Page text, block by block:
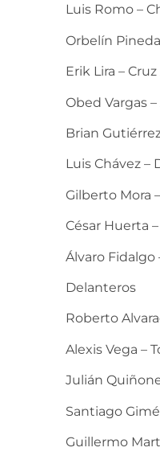
Luis Romo –
Orbelín
Erik Lira – Cruz
Obed Vargas
Brian
Luis Chávez –
Gilberto Mora
César Huerta
Álvaro Fidalgo
Delanteros
Roberto
Alexis Vega –
Julián
Santiago
Guillermo